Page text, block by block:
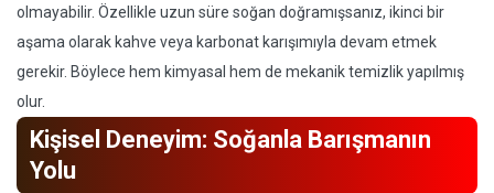
olmayabilir. Özellikle uzun süre soğan doğramışsanız, ikinci bir
aşama olarak kahve veya karbonat karışımıyla devam etmek
gerekir. Böylece hem kimyasal hem de mekanik temizlik yapılmış
olur.
Kişisel Deneyim: Soğanla Barışmanın
Yolu